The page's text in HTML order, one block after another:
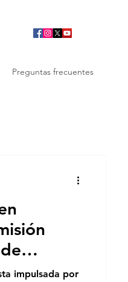
Preguntas frecuentes
impulsada por